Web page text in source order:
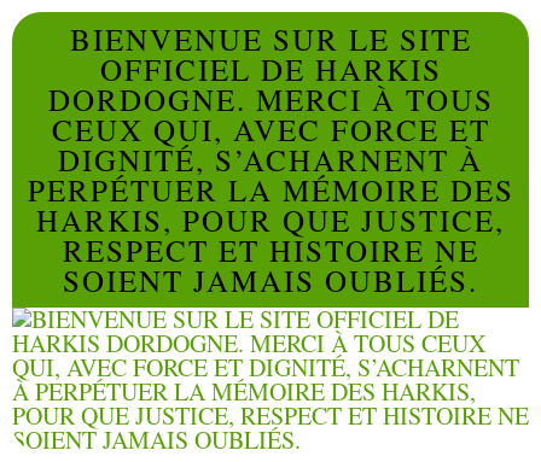
BIENVENUE SUR LE SITE
OFFICIEL DE HARKIS
DORDOGNE. MERCI À TOUS
CEUX QUI, AVEC FORCE ET
DIGNITÉ, S’ACHARNENT À
PERPÉTUER LA MÉMOIRE DES
HARKIS, POUR QUE JUSTICE,
RESPECT ET HISTOIRE NE
SOIENT JAMAIS OUBLIÉS.